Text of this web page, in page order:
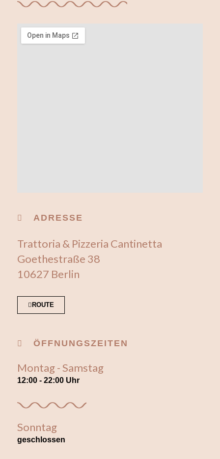
ADRESSE
Trattoria & Pizzeria Cantinetta
Goethestraße 38
10627 Berlin
ROUTE
ÖFFNUNGSZEITEN
Montag - Samstag
12:00 - 22:00 Uhr
Sonntag
geschlossen